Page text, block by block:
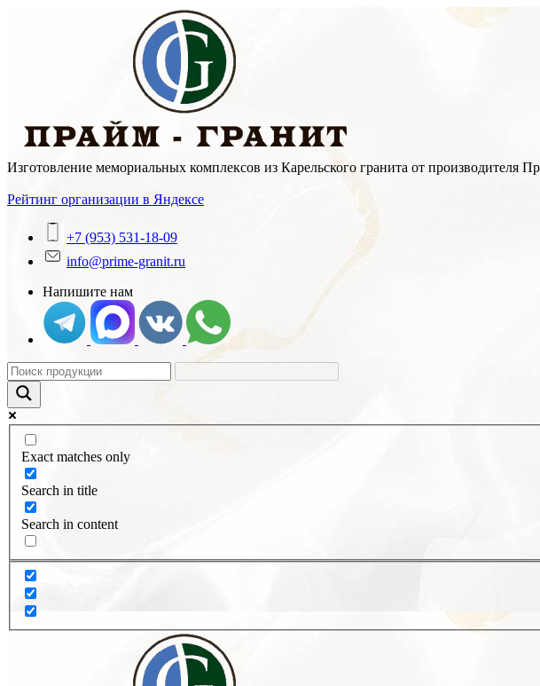
Изготовление мемориальных комплексов из Карельского гранита от производителя
Рейтинг организации в Яндексе
+7 (953) 531-18-09
info@prime-granit.ru
Напишите нам
Exact matches only
Search in title
Search in content